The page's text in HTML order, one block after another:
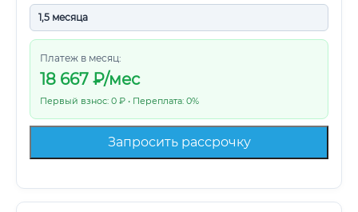
Платеж в месяц:
18 667 ₽/мес
Первый взнос: 0 ₽ • Переплата: 0%
Запросить рассрочку